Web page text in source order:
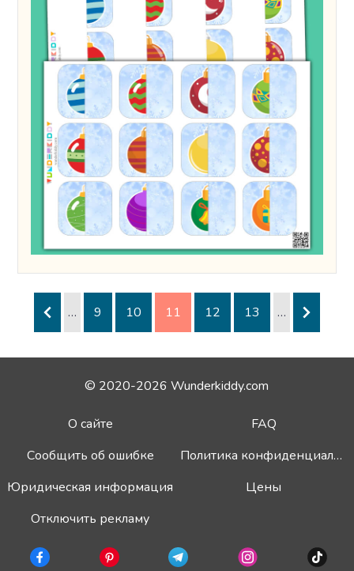
… 9 10 11 12 13 …
© 2020-2026 Wunderkiddy.com
О сайте
FAQ
Сообщить об ошибке
Политика конфиденциальности
Юридическая информация
Цены
Отключить рекламу